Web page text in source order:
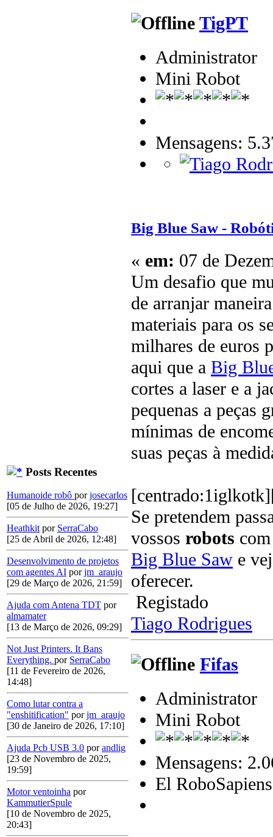
Posts Recentes
Humanoide robô porjosecarlos
[05 de Julho de 2026, 19:27]
Heathkit por SerraCabo
[25 de Abril de 2026, 12:48]
Desenvolvimento de projetos
com agentes AI porjm_araujo
[29 de Março de 2026, 21:59]
Ajuda com Antena TDT por
almamater
[13 de Março de 2026, 09:29]
Not Just Printers. It Bans
Everything. por SerraCabo
[11 de Fevereiro de 2026,
14:48]
Como lutar contra a
"enshitification" porjm_araujo
[30 de Janeiro de 2026, 17:10]
Ajuda Pcb USB 3.0 porandlig
[23 de Novembro de 2025,
19:59]
Motor ventoinha por
KammutierSpule
[10 de Novembro de 2025,
20:43]
TigPT
Administrator
Mini Robot
Mensagens:
Big Blue Saw -
« em: 07 de
Um desafio que
de arranjar
materiais para os
milhares de euros
aqui que a Big
cortes a laser e a
pequenas a peças
mínimas de
suas peças à
[centrado:1iglkotk]
Se pretendem
vossos robots
Big Blue Saw e
oferecer.
Registado
Tiago Rodrigues
Fifas
Administrator
Mini Robot
Mensagens:
El RoboSapiens